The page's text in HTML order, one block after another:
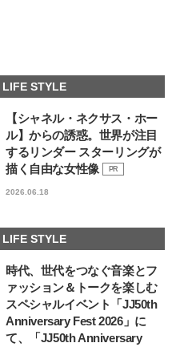
LIFE STYLE
【シャネル・ネクサス・ホー
ル】からの誘惑。世界が注目
するリンダー スターリングが
描く自由な女性像
PR
2026.06.18
LIFE STYLE
時代、世代をつなぐ音楽とフ
ァッション＆トークを楽しむ
スペシャルイベント「JJ50th
Anniversary Fest 2026」に
て、「JJ50th Anniversary